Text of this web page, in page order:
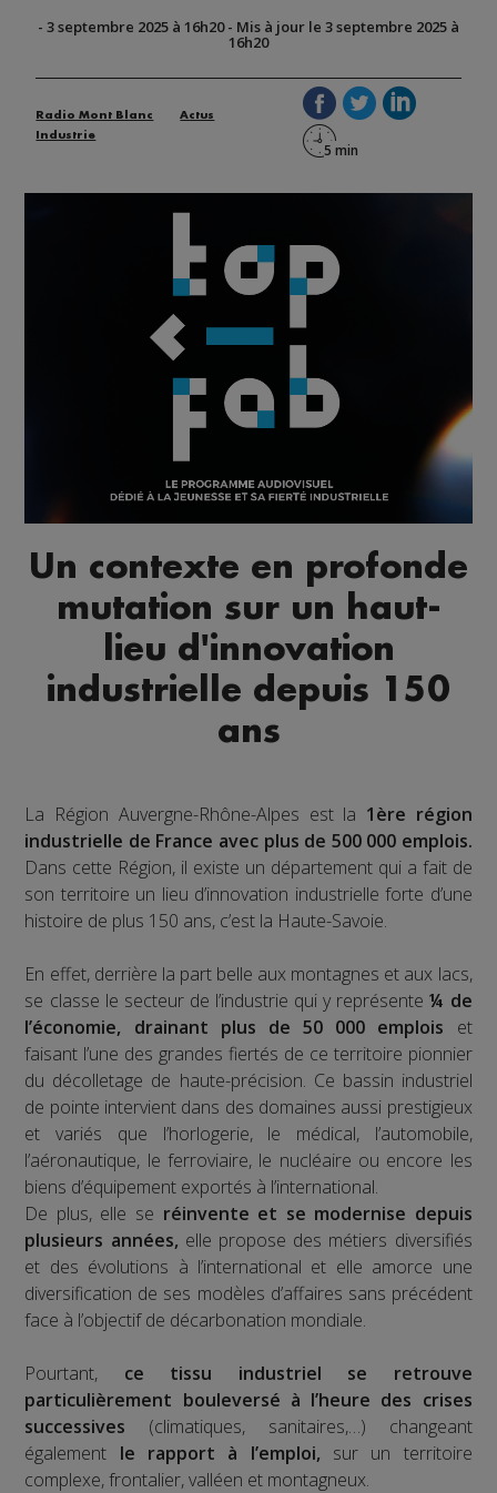
- 3 septembre 2025 à 16h20- Mis à jour le 3 septembre 2025 à
16h20
Radio Mont Blanc
Actus
Industrie
Un contexte en profonde
mutation sur un haut-
lieu d'innovation
industrielle depuis 150
ans
La Région Auvergne-Rhône-Alpes est la 1ère région
industrielle de France avec plus de 500 000 emplois.
Dans cette Région, il existe un département qui a fait de
son territoire un lieu d’innovation industrielle forte d’une
histoire de plus 150 ans, c’est la Haute-Savoie.
En effet, derrière la part belle aux montagnes et aux lacs,
se classe le secteur de l’industrie qui y représente¼ de
l’économie, drainant plus de 50 000 emplois et
faisant l’une des grandes fiertés de ce territoire pionnier
du décolletage de haute-précision. Ce bassin industriel
de pointe intervient dans des domaines aussi prestigieux
et variés que l’horlogerie, le médical, l’automobile,
l’aéronautique, le ferroviaire, le nucléaire ou encore les
biens d’équipement exportés à l’international.
De plus, elle se réinvente et se modernise depuis
plusieurs années, elle propose des métiers diversifiés
et des évolutions à l’international et elle amorce une
diversification de ses modèles d’affaires sans précédent
face à l’objectif de décarbonation mondiale.
Pourtant, ce tissu industriel se retrouve
particulièrement bouleversé à l’heure des crises
successives (climatiques, sanitaires,…) changeant
également le rapport à l’emploi, sur un territoire
complexe, frontalier, valléen et montagneux.